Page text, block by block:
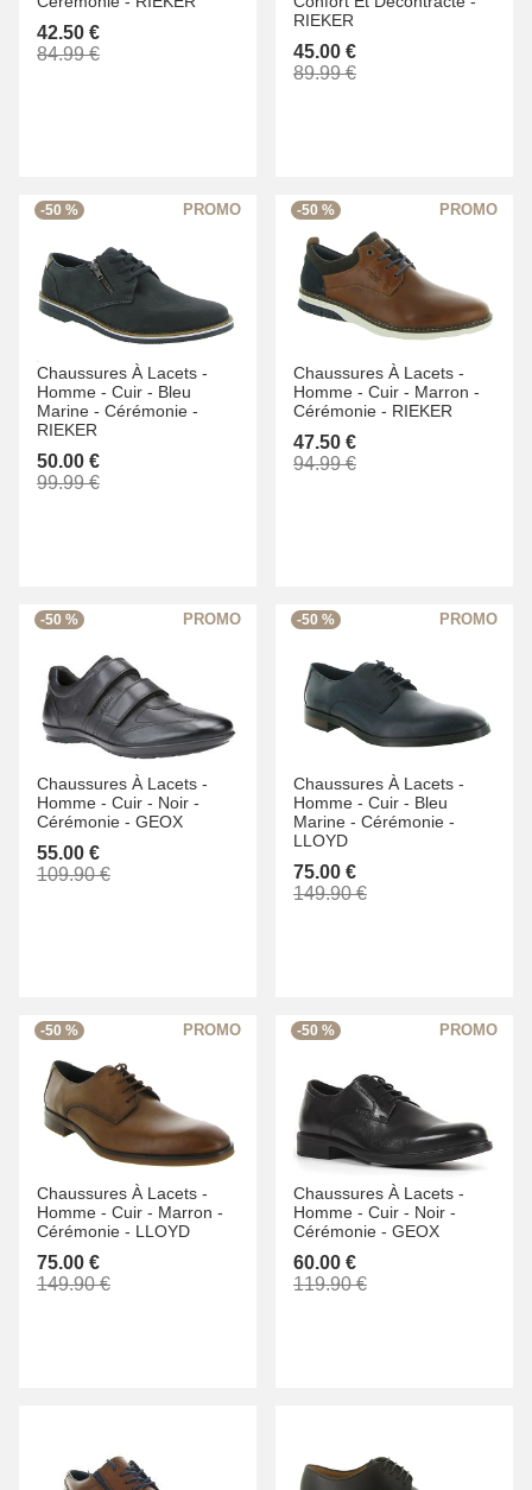
42.50 €
84.99 €
RIEKER
45.00 €
89.99 €
-50 %
Chaussures À Lacets -
Homme - Cuir - Bleu
Marine - Cérémonie -
RIEKER
50.00 €
99.99 €
-50 %
Chaussures À Lacets -
Homme - Cuir - Marron -
Cérémonie - RIEKER
47.50 €
94.99 €
-50 %
Chaussures À Lacets -
Homme - Cuir - Noir -
Cérémonie - GEOX
55.00 €
109.90 €
-50 %
Chaussures À Lacets -
Homme - Cuir - Bleu
Marine - Cérémonie -
LLOYD
75.00 €
149.90 €
-50 %
Chaussures À Lacets -
Homme - Cuir - Marron -
Cérémonie - LLOYD
75.00 €
149.90 €
-50 %
Chaussures À Lacets -
Homme - Cuir - Noir -
Cérémonie - GEOX
60.00 €
119.90 €